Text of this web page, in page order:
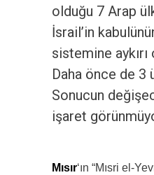
olduğu 7 Arap
İsrail’in
sistemine aykırı
Daha önce de
Sonucun
işaret
Mısır‘ın “Mısri el-